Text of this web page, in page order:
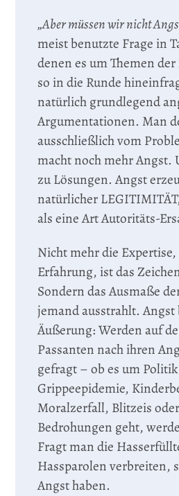
„Aber müssen wir nicht
meist benutzte Frage in
denen es um Themen
so in die Runde
natürlich grundlegend
Argumentationen. Man
ausschließlich vom
macht noch mehr Angst.
zu Lösungen. Angst
natürlicher
als eine Art Autoritäts-
Nicht mehr die
Erfahrung, ist das
Sondern das Ausmaße
jemand ausstrahlt.
Äußerung: Werden auf
Passanten nach ihren
gefragt – ob es um
Grippeepidemie,
Moralzerfall, Blitzeis
Bedrohungen geht,
Fragt man die
Hassparolen verbreiten,
Angst haben.